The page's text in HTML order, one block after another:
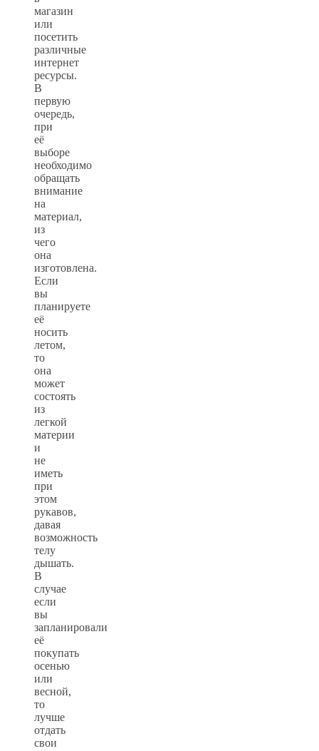
магазин
или
посетить
различные
интернет
ресурсы.
В
первую
очередь,
при
её
выборе
необходимо
обращать
внимание
на
материал,
из
чего
она
изготовлена.
Если
вы
планируете
её
носить
летом,
то
она
может
состоять
из
легкой
материи
и
не
иметь
при
этом
рукавов,
давая
возможность
телу
дышать.
В
случае
если
вы
запланировали
её
покупать
осенью
или
весной,
то
лучше
отдать
свои